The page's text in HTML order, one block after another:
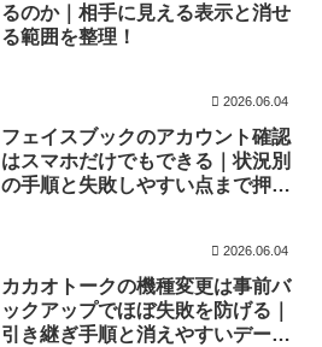
るのか｜相手に見える表示と消せ
る範囲を整理！
2026.06.04
フェイスブックのアカウント確認
はスマホだけでもできる｜状況別
の手順と失敗しやすい点まで押さ
2026.06.04
カカオトークの機種変更は事前バ
ックアップでほぼ失敗を防げる｜
引き継ぎ手順と消えやすいデータ